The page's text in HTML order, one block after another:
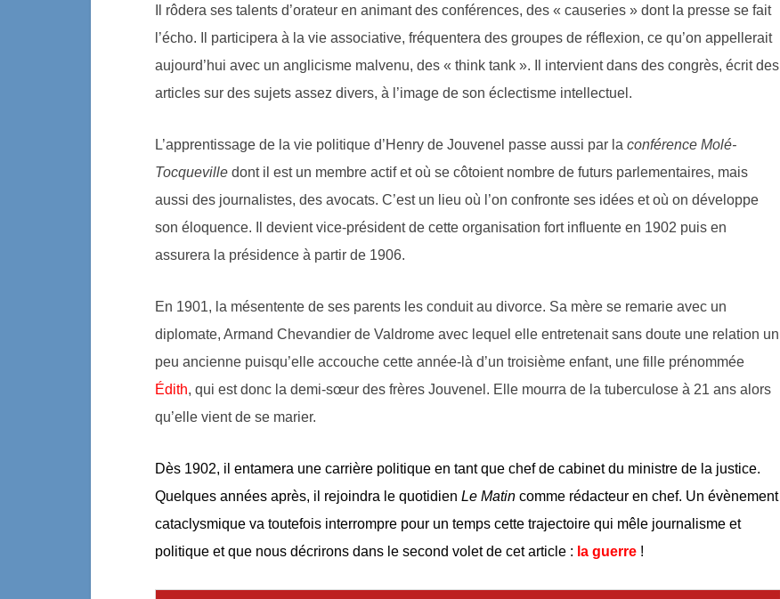
Il rôdera ses talents d’orateur en animant des conférences, des « causeries » dont la presse se fait
l’écho. Il participera à la vie associative, fréquentera des groupes de réflexion, ce qu’on appellerait
aujourd’hui avec un anglicisme malvenu, des « think tank ». Il intervient dans des congrès, écrit des
articles sur des sujets assez divers, à l’image de son éclectisme intellectuel.
L’apprentissage de la vie politique d’Henry de Jouvenel passe aussi par la conférence Molé-
Tocqueville dont il est un membre actif et où se côtoient nombre de futurs parlementaires, mais
aussi des journalistes, des avocats. C’est un lieu où l’on confronte ses idées et où on développe
son éloquence. Il devient vice-président de cette organisation fort influente en 1902 puis en
assurera la présidence à partir de 1906.
En 1901, la mésentente de ses parents les conduit au divorce. Sa mère se remarie avec un
diplomate, Armand Chevandier de Valdrome avec lequel elle entretenait sans doute une relation un
peu ancienne puisqu’elle accouche cette année-là d’un troisième enfant, une fille prénommée
Édith, qui est donc la demi-sœur des frères Jouvenel. Elle mourra de la tuberculose à 21 ans alors
qu’elle vient de se marier.
Dès 1902, il entamera une carrière politique en tant que chef de cabinet du ministre de la justice.
Quelques années après, il rejoindra le quotidien Le Matin comme rédacteur en chef. Un évènement
cataclysmique va toutefois interrompre pour un temps cette trajectoire qui mêle journalisme et
politique et que nous décrirons dans le second volet de cet article : la guerre !